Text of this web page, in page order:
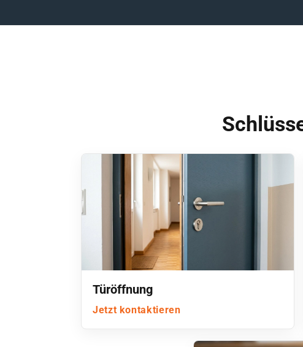
Türöffnung
Jetzt kontaktieren